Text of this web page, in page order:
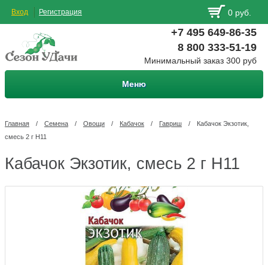
Вход Регистрация 0 руб.
+7 495 649-86-35
8 800 333-51-19
Минимальный заказ 300 руб
Меню
Главная / Семена / Овощи / Кабачок / Гавриш /
Кабачок Экзотик,
смесь 2 г Н11
Кабачок Экзотик, смесь 2 г Н11